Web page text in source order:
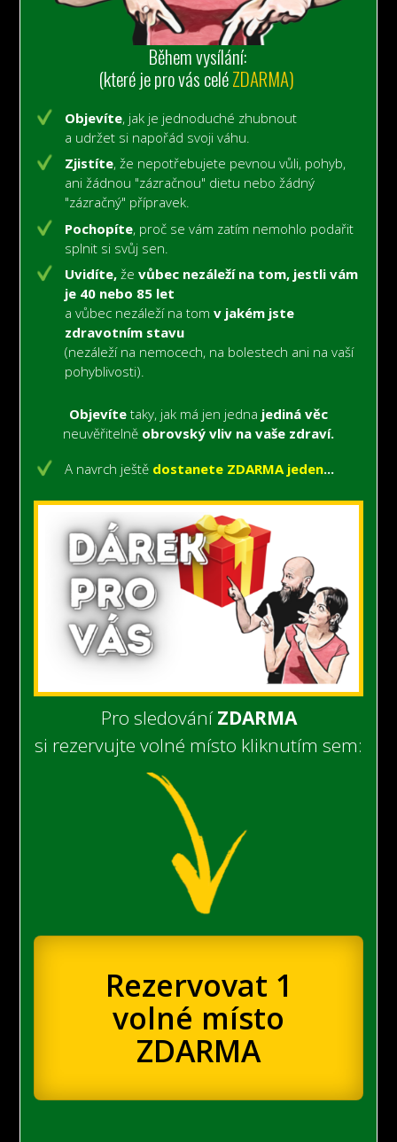
Během vysílání:
(které je pro vás celéZDARMA)
Objevíte, jak je jednoduché zhubnout
a udržet si napořád svoji váhu.
Zjistíte, že nepotřebujete pevnou vůli, pohyb,
ani žádnou "zázračnou" dietu nebo žádný
"zázračný" přípravek.
Pochopíte, proč se vám zatím nemohlo podařit
splnit si svůj sen.
Uvidíte, ževůbec nezáleží na tom, jestli vám
je 40 nebo 85 let
a vůbec nezáleží na tom v jakém jste
zdravotním stavu
(nezáleží na nemocech, na bolestech ani na vaší
pohyblivosti).
Objevíte taky, jak má jen jedna jediná věc
neuvěřitelně obrovský vliv na vaše zdraví.
A navrch ještě dostanete ZDARMA jeden...
Pro sledováníZDARMA
si rezervujte volné místo kliknutím sem:
Rezervovat 1
volné místo
ZDARMA